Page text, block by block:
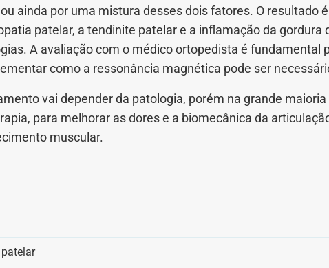
ainda por uma mistura desses dois fatores. O resultado
patelar, a tendinite patelar e a inflamação da
A avaliação com o médico ortopedista é fundamental
como a ressonância magnética pode ser
vai depender da patologia, porém na grande
para melhorar as dores e a biomecânica da
muscular.